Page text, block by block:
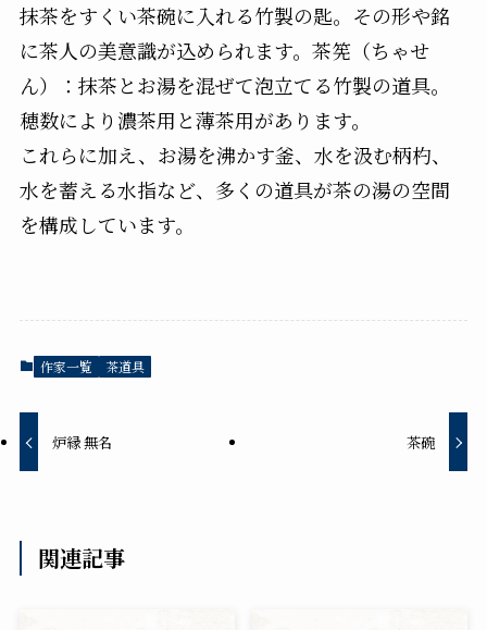
抹茶をすくい茶碗に入れる竹製の匙。その形や銘
に茶人の美意識が込められます。茶筅（ちゃせ
ん）：抹茶とお湯を混ぜて泡立てる竹製の道具。
穂数により濃茶用と薄茶用があります。
これらに加え、お湯を沸かす釜、水を汲む柄杓、
水を蓄える水指など、多くの道具が茶の湯の空間
を構成しています。
作家一覧 茶道具
炉縁 無名 茶碗
関連記事